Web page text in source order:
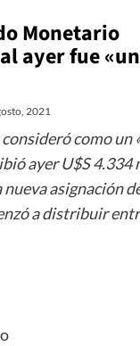
Monetario
ayer fue
2021
como un
ayer U$S 4.334
asignación
a distribuir